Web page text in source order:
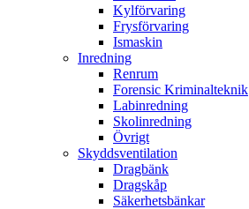
Kylförvaring
Frysförvaring
Ismaskin
Inredning
Renrum
Forensic Kriminalteknik
Labinredning
Skolinredning
Övrigt
Skyddsventilation
Dragbänk
Dragskåp
Säkerhetsbänkar